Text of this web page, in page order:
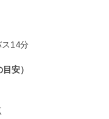
14分
安）